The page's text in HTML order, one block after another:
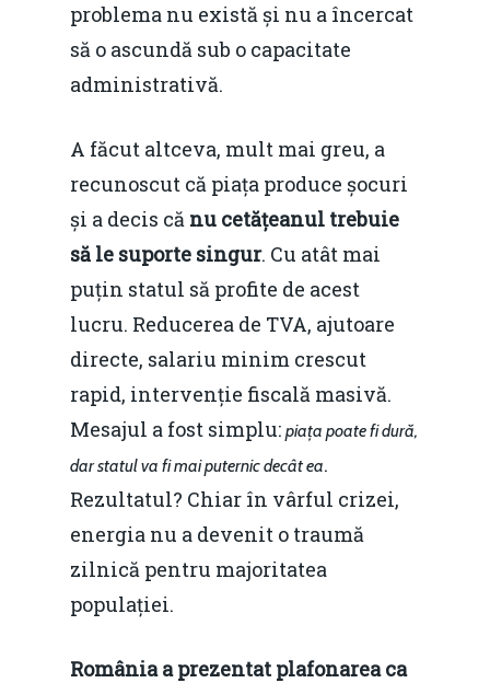
problema nu există și nu a încercat
să o ascundă sub o capacitate
administrativă.
A făcut altceva, mult mai greu, a
recunoscut că piața produce șocuri
și a decis că nu cetățeanul trebuie
să le suporte singur. Cu atât mai
puțin statul să profite de acest
lucru. Reducerea de TVA, ajutoare
directe, salariu minim crescut
rapid, intervenție fiscală masivă.
Mesajul a fost simplu: piața poate fi dură,
dar statul va fi mai puternic decât ea.
Rezultatul? Chiar în vârful crizei,
energia nu a devenit o traumă
zilnică pentru majoritatea
populației.
România a prezentat plafonarea ca